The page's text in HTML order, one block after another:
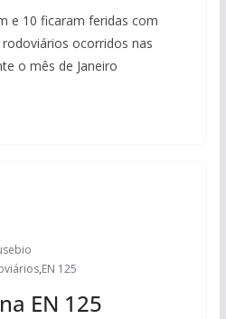
e 10 ficaram feridas com
ocorridos nas
o mês de Janeiro
,EN 125
EN 125